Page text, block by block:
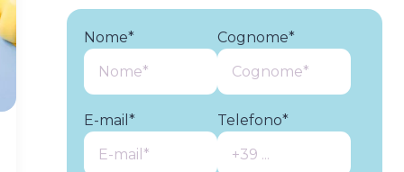
Nome* Cognome*
E-mail* Telefono*